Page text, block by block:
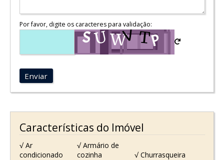
Por favor, digite os caracteres para validação:
Enviar
Características do Imóvel
√ Ar
condicionado
√ Armário de
cozinha
√ Churrasqueira